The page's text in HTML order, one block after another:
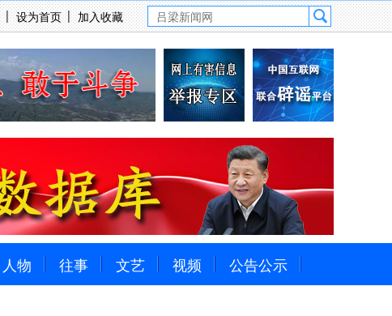
设为首页 加入收藏
人物 往事 文艺 视频 公告公示